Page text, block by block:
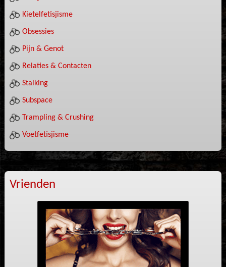
Kietelfetisjisme
Obsessies
Pijn & Genot
Relaties & Contacten
Stalking
Subspace
Trampling & Crushing
Voetfetisjisme
Vrienden